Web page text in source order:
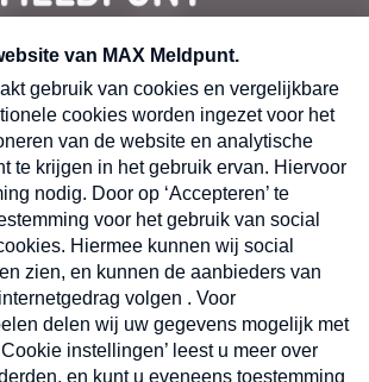
Volg ons op
X